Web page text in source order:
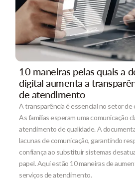
10 maneiras pelas quais a
digital aumenta a
de atendimento
A transparência é essencial no setor de
As famílias esperam uma comunicação
atendimento de qualidade. A
lacunas de comunicação, garantindo
confiança ao substituir sistemas
papel. Aqui estão 10 maneiras de
serviços de atendimento.